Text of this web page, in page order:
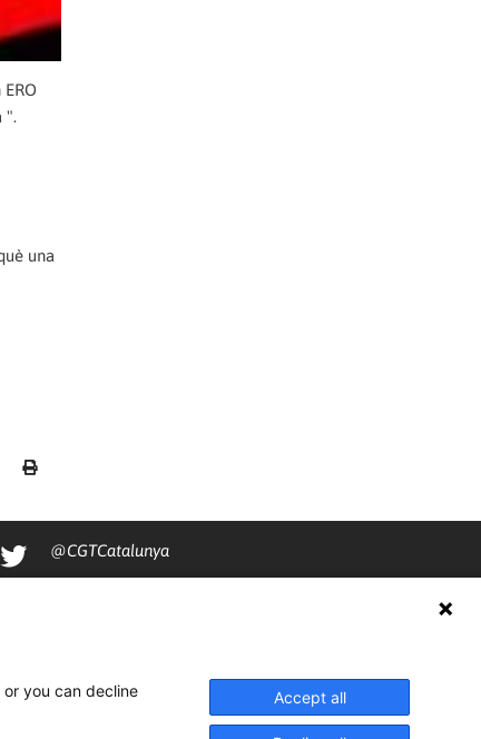
".
una
@CGTCatalunya
you can decline
Accept all